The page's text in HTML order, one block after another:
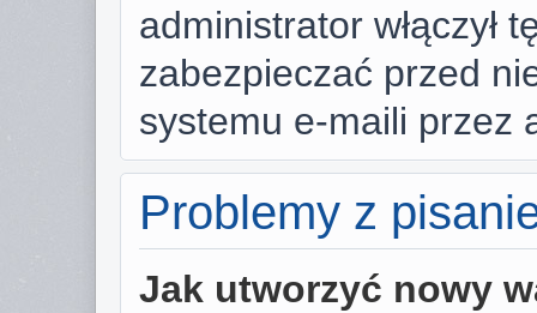
administrator włączył
zabezpieczać przed
systemu e-maili przez
Problemy z
Jak utworzyć nowy